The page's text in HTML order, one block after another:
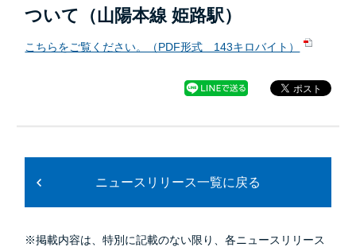
ついて（山陽本線 姫路駅）
こちらをご覧ください。（PDF形式 143キロバイト）
ニュースリリース一覧に戻る
※掲載内容は、特別に記載のない限り、各ニュースリリース